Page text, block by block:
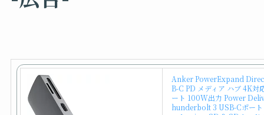
Anker PowerExpand
B-C PD メディア ハブ 4K
ート 100W出力 Power
hunderbolt 3 USB-Cポート